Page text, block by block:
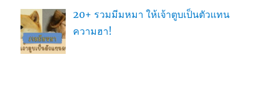
20+ รวมมีมหมา ให้เจ้าตูบเป็นตัวแทน
ความฮา!